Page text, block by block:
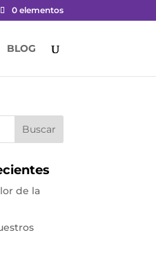
0 elementos
BLOG
de la